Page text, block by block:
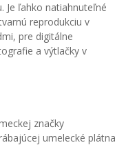
Je ľahko natiahnuteľné
reprodukciu v
pre digitálne
a výtlačky v
značky
umelecké plátna